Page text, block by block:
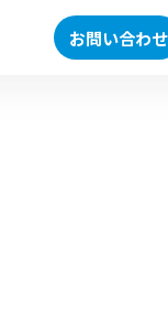
お問い合わせ